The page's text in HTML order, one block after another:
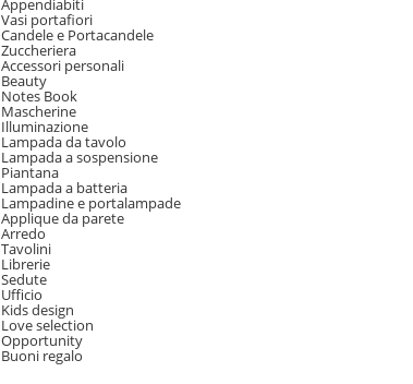
Appendiabiti
Vasi portafiori
Candele e Portacandele
Zuccheriera
Accessori personali
Beauty
Notes Book
Mascherine
Illuminazione
Lampada da tavolo
Lampada a sospensione
Piantana
Lampada a batteria
Lampadine e portalampade
Applique da parete
Arredo
Tavolini
Librerie
Sedute
Ufficio
Kids design
Love selection
Opportunity
Buoni regalo